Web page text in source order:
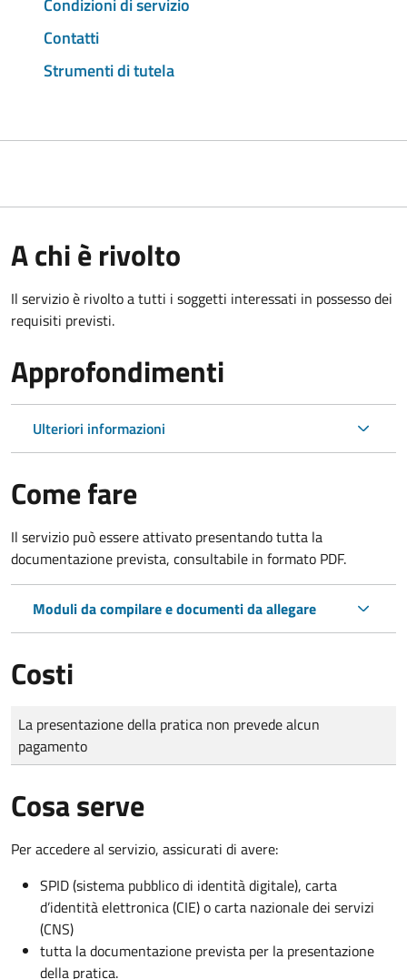
Condizioni di servizio
Contatti
Strumenti di tutela
A chi è rivolto
Il servizio è rivolto a tutti i soggetti interessati in possesso dei
requisiti previsti.
Approfondimenti
Ulteriori informazioni
Come fare
Il servizio può essere attivato presentando tutta la
documentazione prevista, consultabile in formato PDF.
Moduli da compilare e documenti da allegare
Costi
Tipo di pagamento
Importo
La presentazione della pratica non prevede alcun
pagamento
Cosa serve
Per accedere al servizio, assicurati di avere:
SPID (sistema pubblico di identità digitale), carta
d’identità elettronica (CIE) o carta nazionale dei servizi
(CNS)
tutta la documentazione prevista per la presentazione
della pratica.